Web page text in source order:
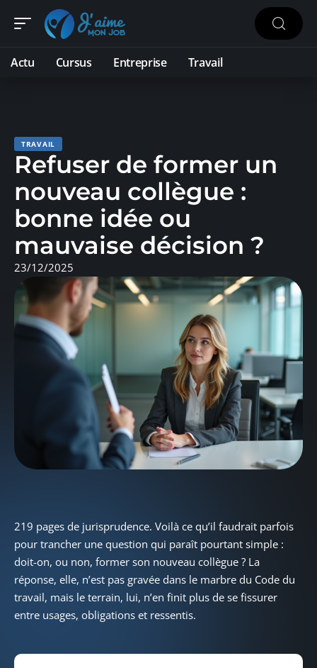
Actu Cursus Entreprise Travail
TRAVAIL
Refuser de former un
nouveau collègue :
bonne idée ou
mauvaise décision ?
23/12/2025
219 pages de jurisprudence. Voilà ce qu’il faudrait parfois
pour trancher une question qui paraît pourtant simple :
doit-on, ou non, former son nouveau collègue ? La
réponse, elle, n’est pas gravée dans le marbre du Code du
travail, mais le terrain, lui, n’en finit plus de se fissurer
entre usages, obligations et ressentis.